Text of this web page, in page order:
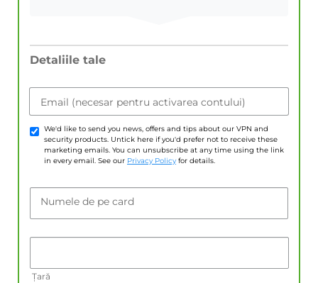
Detaliile tale
Email (necesar pentru activarea contului)
We'd like to send you news, offers and tips about our VPN and
security products. Untick here if you'd prefer not to receive these
marketing emails. You can unsubscribe at any time using the link
in every email. See our Privacy Policy for details.
Numele de pe card
Țară